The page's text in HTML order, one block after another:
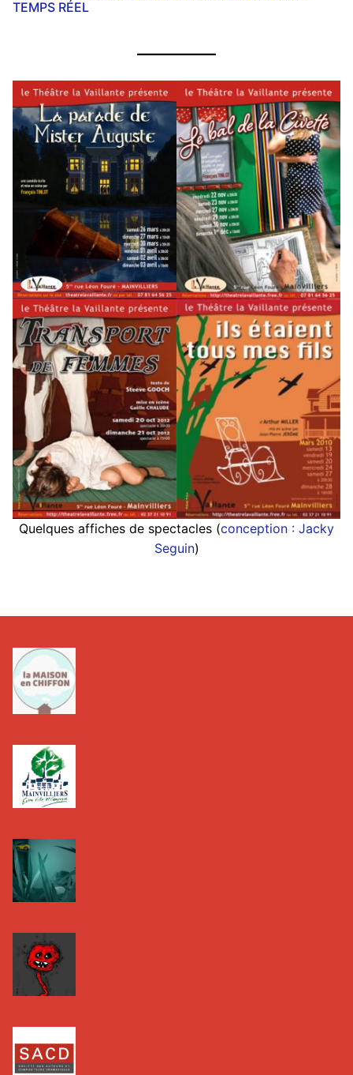
TEMPS RÉEL
Quelques affiches de spectacles (conception : Jacky
Seguin)